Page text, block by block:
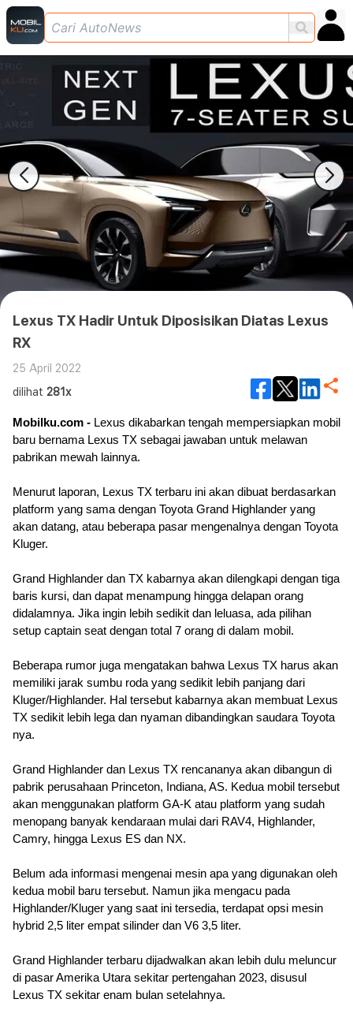
Lexus TX Hadir Untuk Diposisikan Diatas Lexus
RX
25 April 2022
dilihat 281x
Mobilku.com - Lexus dikabarkan tengah mempersiapkan mobil
baru bernama Lexus TX sebagai jawaban untuk melawan
pabrikan mewah lainnya.
Menurut laporan, Lexus TX terbaru ini akan dibuat berdasarkan
platform yang sama dengan Toyota Grand Highlander yang
akan datang, atau beberapa pasar mengenalnya dengan Toyota
Kluger.
Grand Highlander dan TX kabarnya akan dilengkapi dengan tiga
baris kursi, dan dapat menampung hingga delapan orang
didalamnya. Jika ingin lebih sedikit dan leluasa, ada pilihan
setup captain seat dengan total 7 orang di dalam mobil.
Beberapa rumor juga mengatakan bahwa Lexus TX harus akan
memiliki jarak sumbu roda yang sedikit lebih panjang dari
Kluger/Highlander. Hal tersebut kabarnya akan membuat Lexus
TX sedikit lebih lega dan nyaman dibandingkan saudara Toyota
nya.
Grand Highlander dan Lexus TX rencananya akan dibangun di
pabrik perusahaan Princeton, Indiana, AS. Kedua mobil tersebut
akan menggunakan platform GA-K atau platform yang sudah
menopang banyak kendaraan mulai dari RAV4, Highlander,
Camry, hingga Lexus ES dan NX.
Belum ada informasi mengenai mesin apa yang digunakan oleh
kedua mobil baru tersebut. Namun jika mengacu pada
Highlander/Kluger yang saat ini tersedia, terdapat opsi mesin
hybrid 2,5 liter empat silinder dan V6 3,5 liter.
Grand Highlander terbaru dijadwalkan akan lebih dulu meluncur
di pasar Amerika Utara sekitar pertengahan 2023, disusul
Lexus TX sekitar enam bulan setelahnya.